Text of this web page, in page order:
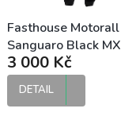
Fasthouse Motorall
Sanguaro Black MX
kalhoty
3 000 Kč
DETAIL